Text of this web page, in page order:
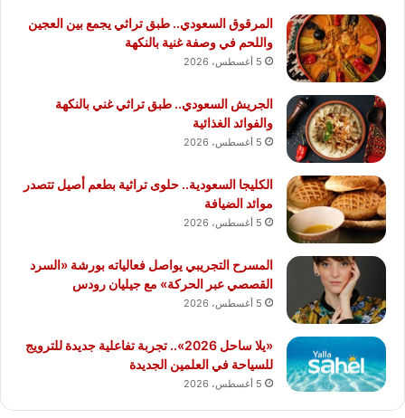
المرقوق السعودي.. طبق تراثي يجمع بين العجين
واللحم في وصفة غنية بالنكهة
5 أغسطس، 2026
الجريش السعودي.. طبق تراثي غني بالنكهة
والفوائد الغذائية
5 أغسطس، 2026
الكليجا السعودية.. حلوى تراثية بطعم أصيل تتصدر
موائد الضيافة
5 أغسطس، 2026
المسرح التجريبي يواصل فعالياته بورشة «السرد
القصصي عبر الحركة» مع جيليان رودس
5 أغسطس، 2026
«يلا ساحل 2026».. تجربة تفاعلية جديدة للترويج
للسياحة في العلمين الجديدة
5 أغسطس، 2026